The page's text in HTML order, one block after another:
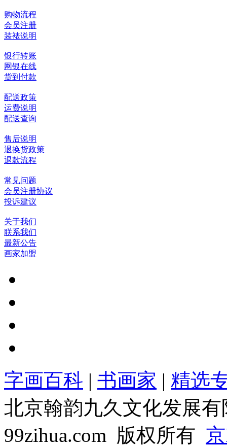
购物流程
会员注册
装裱说明
银行转账
网银在线
货到付款
配送政策
运费说明
配送查询
售后说明
退换货政策
退款流程
常见问题
会员注册协议
投诉建议
关于我们
联系我们
最新公告
画家加盟
字画百科 | 书画家 | 精选
北京翰韵九久文化发展
99zihua.com 版权所有